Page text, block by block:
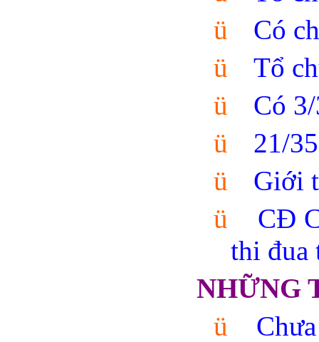
ü
Có
ü
Tổ
ü
Có
ü
21/
ü
Giới
ü
CĐ
thi đua
NHỮNG
ü